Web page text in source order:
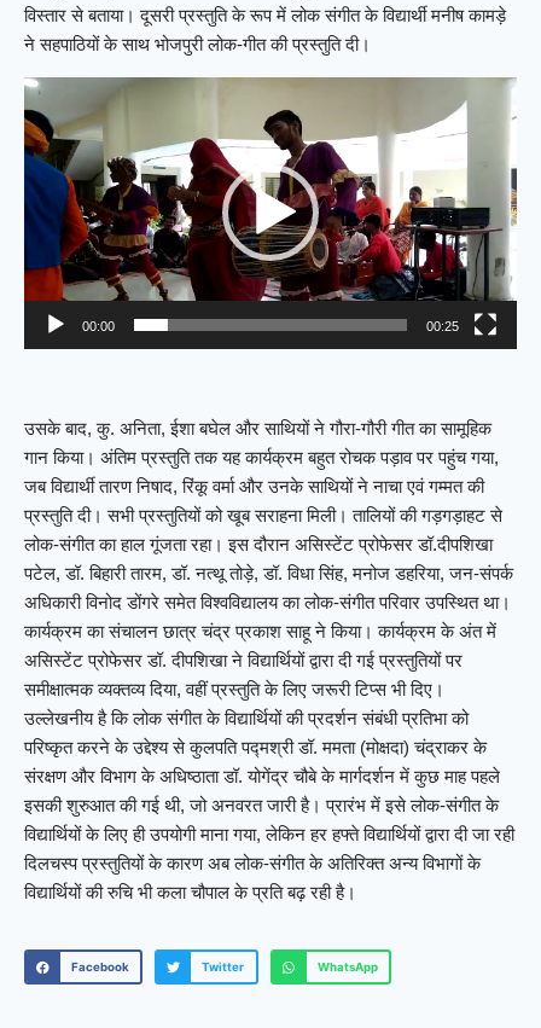
विस्तार से बताया। दूसरी प्रस्तुति के रूप में लोक संगीत के विद्यार्थी मनीष कामड़े
ने सहपाठियों के साथ भोजपुरी लोक-गीत की प्रस्तुति दी।
Video
Player
00:00 00:25
उसके बाद, कु. अनिता, ईशा बघेल और साथियों ने गौरा-गौरी गीत का सामूहिक
गान किया। अंतिम प्रस्तुति तक यह कार्यक्रम बहुत रोचक पड़ाव पर पहुंच गया,
जब विद्यार्थी तारण निषाद, रिंकू वर्मा और उनके साथियों ने नाचा एवं गम्मत की
प्रस्तुति दी। सभी प्रस्तुतियों को खूब सराहना मिली। तालियों की गड़गड़ाहट से
लोक-संगीत का हाल गूंजता रहा। इस दौरान असिस्टेंट प्रोफेसर डॉ.दीपशिखा
पटेल, डॉ. बिहारी तारम, डॉ. नत्थू तोड़े, डॉ. विधा सिंह, मनोज डहरिया, जन-संपर्क
अधिकारी विनोद डोंगरे समेत विश्वविद्यालय का लोक-संगीत परिवार उपस्थित था।
कार्यक्रम का संचालन छात्र चंद्र प्रकाश साहू ने किया। कार्यक्रम के अंत में
असिस्टेंट प्रोफेसर डॉ. दीपशिखा ने विद्यार्थियों द्वारा दी गई प्रस्तुतियों पर
समीक्षात्मक व्यक्तव्य दिया, वहीं प्रस्तुति के लिए जरूरी टिप्स भी दिए।
उल्लेखनीय है कि लोक संगीत के विद्यार्थियों की प्रदर्शन संबंधी प्रतिभा को
परिष्कृत करने के उद्देश्य से कुलपति पद्मश्री डॉ. ममता (मोक्षदा) चंद्राकर के
संरक्षण और विभाग के अधिष्ठाता डॉ. योगेंद्र चौबे के मार्गदर्शन में कुछ माह पहले
इसकी शुरुआत की गई थी, जो अनवरत जारी है। प्रारंभ में इसे लोक-संगीत के
विद्यार्थियों के लिए ही उपयोगी माना गया, लेकिन हर हफ्ते विद्यार्थियों द्वारा दी जा रही
दिलचस्प प्रस्तुतियों के कारण अब लोक-संगीत के अतिरिक्त अन्य विभागों के
विद्यार्थियों की रुचि भी कला चौपाल के प्रति बढ़ रही है।
Facebook Twitter WhatsApp